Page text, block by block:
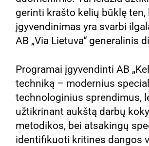
gerinti krašto kelių būklę
įgyvendinimas yra svarbi
AB „Via Lietuva“ generalinis
Programai įgyvendinti AB
techniką – modernius
technologinius sprendimus,
užtikrinant aukštą darbų
metodikos, bei atsakingų
identifikuoti kritines dangos